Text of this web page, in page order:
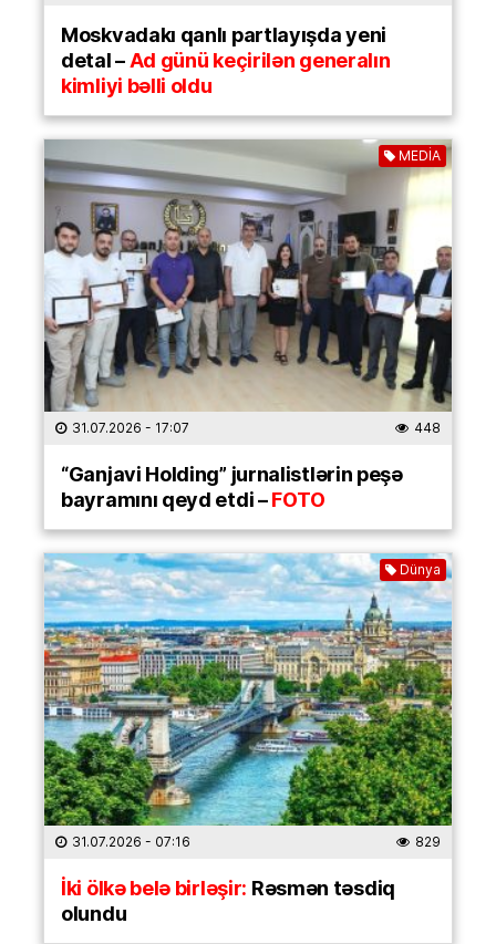
Moskvadakı qanlı partlayışda yeni
detal –Ad günü keçirilən generalın
kimliyi bəlli oldu
MEDİA
31.07.2026 - 17:07 448
“Ganjavi Holding” jurnalistlərin peşə
bayramını qeyd etdi –FOTO
Dünya
31.07.2026 - 07:16 829
İki ölkə belə birləşir: Rəsmən təsdiq
olundu